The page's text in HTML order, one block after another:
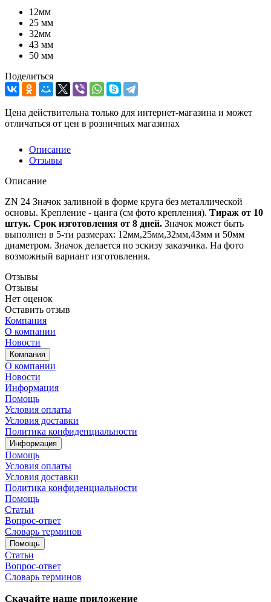
12мм
25 мм
32мм
43 мм
50 мм
Поделиться
Цена действительна только для интернет-магазина и может
отличаться от цен в розничных магазинах
Описание
Отзывы
Описание
ZN 24 Значок заливной в форме круга без металлической
основы. Крепление - цанга (см фото крепления). Тираж от 10
штук. Срок изготовления от 8 дней. Значок может быть
выполнен в 5-ти размерах: 12мм,25мм,32мм,43мм и 50мм
диаметром. Значок делается по эскизу заказчика. На фото
возможный вариант изготовления.
Отзывы
Отзывы
Нет оценок
Оставить отзыв
Компания
О компании
Новости
Компания
О компании
Новости
Информация
Помощь
Условия оплаты
Условия доставки
Политика конфиденциальности
Информация
Помощь
Условия оплаты
Условия доставки
Политика конфиденциальности
Помощь
Статьи
Вопрос-ответ
Словарь терминов
Помощь
Статьи
Вопрос-ответ
Словарь терминов
Скачайте наше приложение